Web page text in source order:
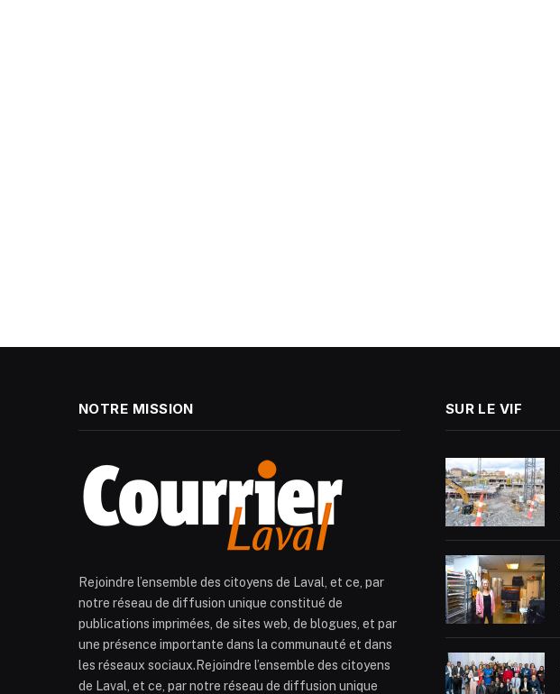
NOTRE MISSION
Rejoindre l’ensemble des citoyens de Laval, et ce, par
notre réseau de diffusion unique constitué de
publications imprimées, de sites web, de blogues, et par
une présence importante dans la communauté et dans
les réseaux sociaux.Rejoindre l’ensemble des citoyens
de Laval, et ce, par notre réseau de diffusion unique
SUR LE VIF